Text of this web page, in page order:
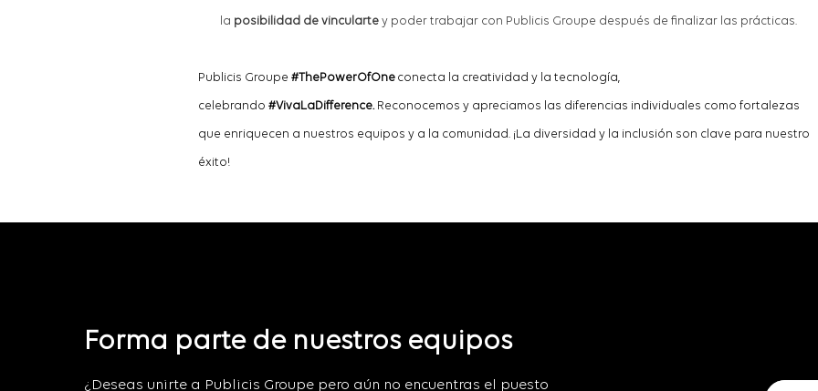
la posibilidad de vincularte y poder trabajar con Publicis Groupe después de finalizar las prácticas.
Publicis Groupe #ThePowerOfOne conecta la creatividad y la tecnología,
celebrando #VivaLaDifference.Reconocemos y apreciamos las diferencias individuales como fortalezas
que enriquecen a nuestros equipos y a la comunidad. ¡La diversidad y la inclusión son clave para nuestro
éxito!
Forma parte de nuestros equipos
¿Deseas unirte a Publicis Groupe pero aún no encuentras el puesto